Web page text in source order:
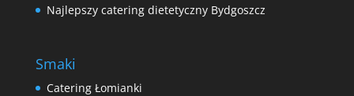
Najlepszy catering dietetyczny Bydgoszcz
Smaki
Catering Łomianki